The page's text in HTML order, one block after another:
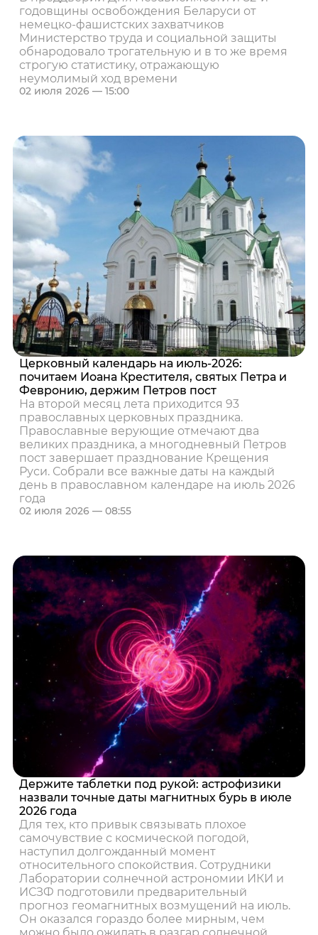
годовщины освобождения Беларуси от
немецко-фашистских захватчиков
Министерство труда и социальной защиты
обнародовало трогательную и в то же время
строгую статистику, отражающую
неумолимый ход времени
02 июля 2026 — 15:00
Церковный календарь на июль-2026:
почитаем Иоана Крестителя, святых Петра и
Февронию, держим Петров пост
На второй месяц лета приходится 93
православных церковных праздника.
Православные верующие отмечают два
великих праздника, а многодневный Петров
пост завершает празднование Крещения
Руси. Собрали все важные даты на каждый
день в православном календаре на июль 2026
года
02 июля 2026 — 08:55
Держите таблетки под рукой: астрофизики
назвали точные даты магнитных бурь в июле
2026 года
Для тех, кто привык связывать плохое
самочувствие с космической погодой,
наступил долгожданный момент
относительного спокойствия. Сотрудники
Лаборатории солнечной астрономии ИКИ и
ИСЗФ подготовили предварительный
прогноз геомагнитных возмущений на июль.
Он оказался гораздо более мирным, чем
можно было ожидать в разгар солнечной